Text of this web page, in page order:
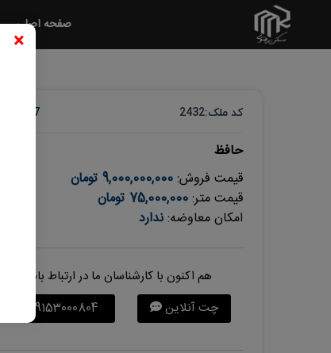
صفحه اصلی
کد ملک:2432 7 ماه پیش
حافظ
قیمت فروش:9,000,000,000 تومان
قیمت متر:75,000,000 تومان
امکان معاوضه:ندارد
هم اکنون با کارشناسان ما در ارتباط باشید
چت آنلاین
09153000804
×